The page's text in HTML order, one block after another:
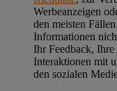
Werbeanzeigen
den meisten
Informationen
Ihr Feedback,
Interaktionen mit
den sozialen